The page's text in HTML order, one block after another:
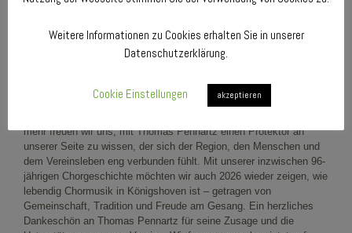
Weitere Informationen zu Cookies erhalten Sie in unserer
Datenschutzerklärung.
Cookie Einstellungen akzeptieren